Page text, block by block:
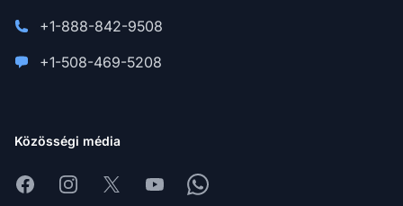
+1-888-842-9508
+1-508-469-5208
Közösségi média
FacebookInstagram
X YoutubeWhatsapp